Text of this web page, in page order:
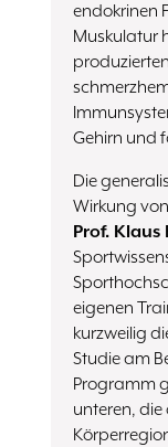
endokrinen
Muskulatur
Gehirn und
Die
Wirkung
Prof. Klaus
eigenen
kurzweilig
Studie am
Programm
unteren,